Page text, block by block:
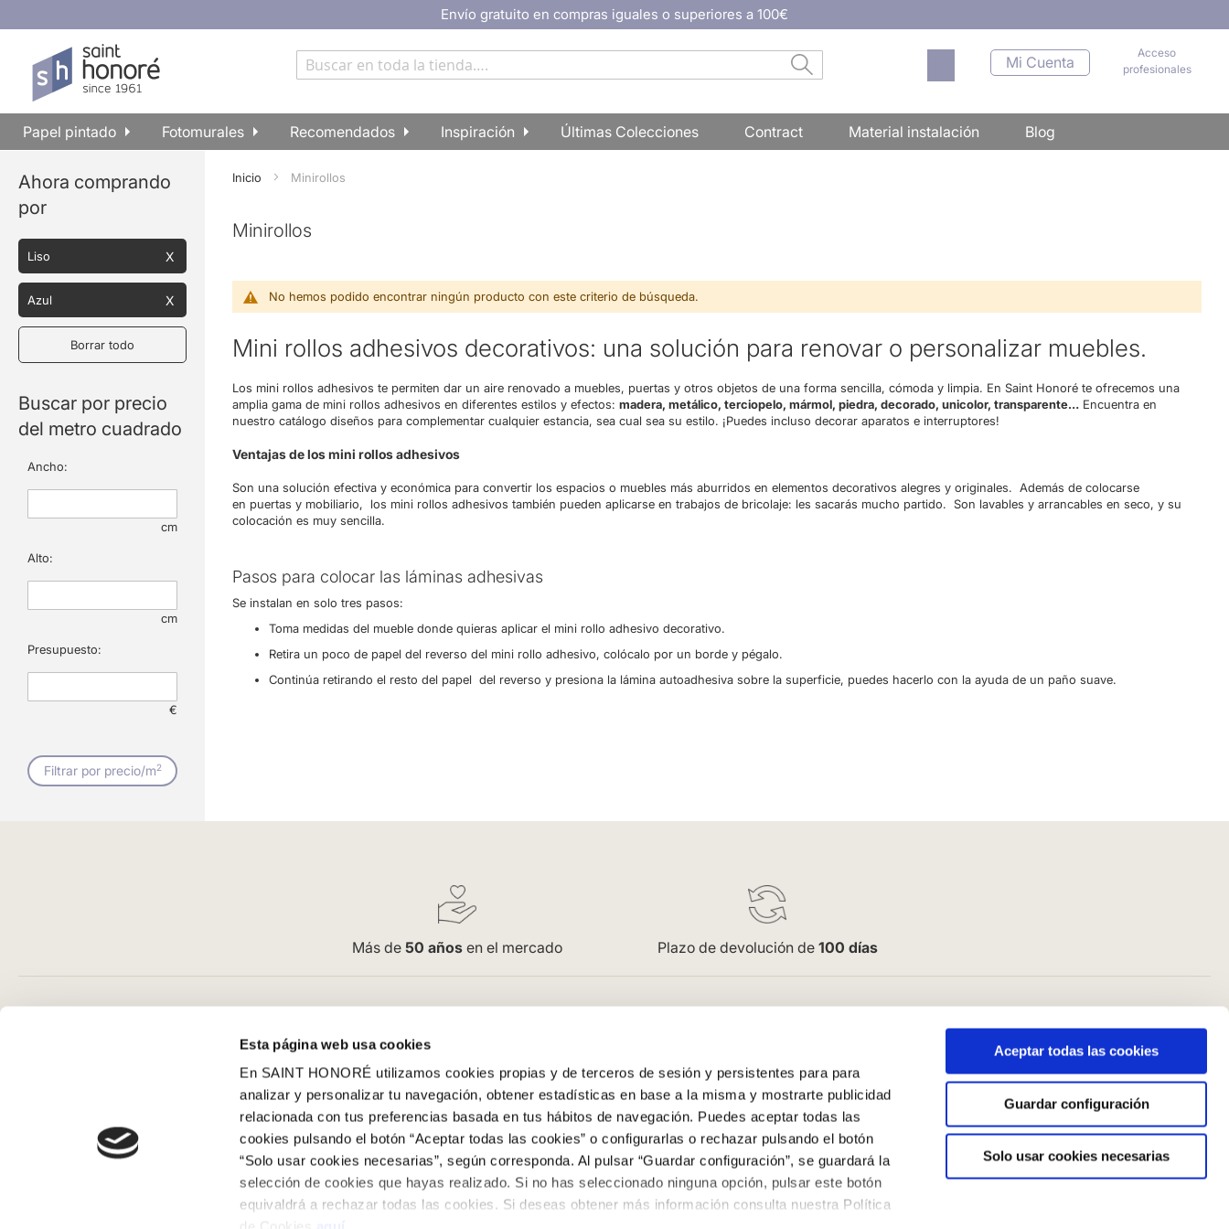
Esta página web usa cookies
En SAINT HONORÉ utilizamos cookies propias y de terceros de sesión y persistentes para para
analizar y personalizar tu navegación, obtener estadísticas en base a la misma y mostrarte publicidad
relacionada con tus preferencias basada en tus hábitos de navegación. Puedes aceptar todas las
cookies pulsando el botón “Aceptar todas las cookies” o configurarlas o rechazar pulsando el botón
“Solo usar cookies necesarias”, según corresponda. Al pulsar “Guardar configuración”, se guardará la
selección de cookies que hayas realizado. Si no has seleccionado ninguna opción, pulsar este botón
equivaldrá a rechazar todas las cookies. Si deseas obtener más información consulta nuestra Política
Aceptar todas las cookies
Guardar configuración
Solo usar cookies necesarias
al
contenido
Envío gratuito en compras iguales o superiores a 100€
Acceso
profesionales
Mi Cuenta
Mi carrito
Papel pintado Fotomurales Recomendados Inspiración Últimas Colecciones Contract Material instalación Blog
Inicio Minirollos
Minirollos
No hemos podido encontrar ningún producto con este criterio de búsqueda.
Mini rollos adhesivos decorativos: una solución para renovar o personalizar muebles.
Los mini rollos adhesivos te permiten dar un aire renovado a muebles, puertas y otros objetos de una forma sencilla, cómoda y limpia. En Saint Honoré te ofrecemos una
amplia gama de mini rollos adhesivos en diferentes estilos y efectos: madera, metálico, terciopelo, mármol, piedra, decorado, unicolor, transparente… Encuentra en
nuestro catálogo diseños para complementar cualquier estancia, sea cual sea su estilo. ¡Puedes incluso decorar aparatos e interruptores!
Ventajas de los mini rollos adhesivos
Son una solución efectiva y económica para convertir los espacios o muebles más aburridos en elementos decorativos alegres y originales. Además de colocarse
en puertas y mobiliario, los mini rollos adhesivos también pueden aplicarse en trabajos de bricolaje: les sacarás mucho partido. Son lavables y arrancables en seco, y su
colocación es muy sencilla.
Pasos para colocar las láminas adhesivas
Se instalan en solo tres pasos:
Toma medidas del mueble donde quieras aplicar el mini rollo adhesivo decorativo.
Retira un poco de papel del reverso del mini rollo adhesivo, colócalo por un borde y pégalo.
Continúa retirando el resto del papel del reverso y presiona la lámina autoadhesiva sobre la superficie, puedes hacerlo con la ayuda de un paño suave.
Buscar por precio
del metro cuadrado
Ancho:
cm
Alto:
cm
Presupuesto:
€
Filtrar por precio/m2
Ahora comprando
por
Liso
Azul
Borrar todo
Más de 50 añosen el mercado Plazo de devolución de 100 días
Cómo comprar en nuestra web
Cómo colocar papel pintado
Simbología del papel pintado
Aviso Legal
Condiciones Generales
Pago
SeQura
Envíos y entrega
Políticas de devoluciones
Saint Honoré
Acceso Profesionales
Oficinas
Trabaja con nosotros
Contacto
Colowall